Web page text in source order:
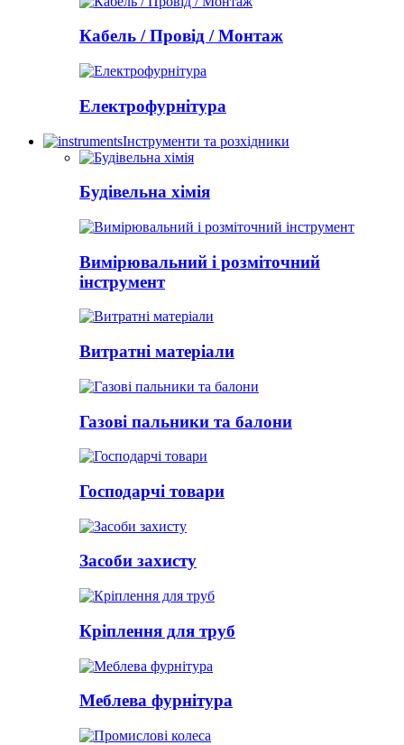
Кабель / Провід / Монтаж
Електрофурнітура
Інструменти та розхідники
Будівельна хімія
Вимірювальний і розміточний
інструмент
Витратні матеріали
Газові пальники та балони
Господарчі товари
Засоби захисту
Кріплення для труб
Меблева фурнітура